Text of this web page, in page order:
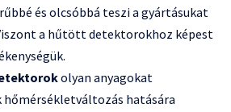
és olcsóbbá teszi a gyártásukat
a hűtött detektorokhoz képest
olyan anyagokat
hőmérsékletváltozás hatására